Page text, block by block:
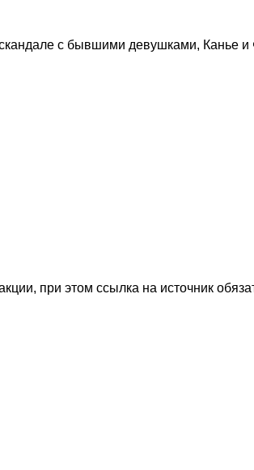
скандале с бывшими девушками, Канье
при этом ссылка на источник